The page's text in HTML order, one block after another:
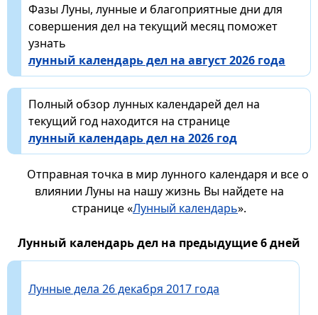
Фазы Луны, лунные и благоприятные дни для
совершения дел на текущий месяц поможет
узнать
лунный календарь дел на август 2026 года
Полный обзор лунных календарей дел на
текущий год находится на странице
лунный календарь дел на 2026 год
Отправная точка в мир лунного календаря и все о
влиянии Луны на нашу жизнь Вы найдете на
странице «Лунный календарь».
Лунный календарь дел на предыдущие 6 дней
Лунные дела 26 декабря 2017 года